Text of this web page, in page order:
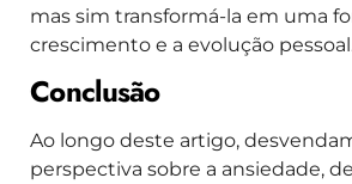
mas sim transformá-la em uma
crescimento e a evolução
Conclusão
Ao longo deste artigo,
perspectiva sobre a ansiedade,